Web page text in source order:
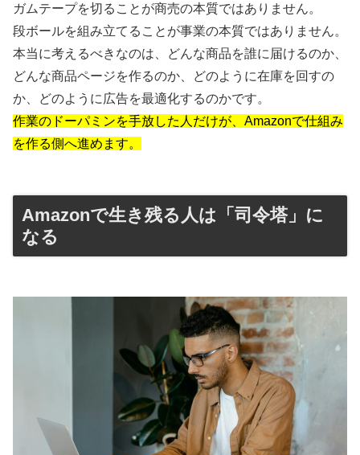
ガムテープを切ることが商売の本質ではありません。
段ボールを組み立てることが事業の本質ではありません。
本当に考えるべきなのは、どんな商品を誰に届けるのか、
どんな商品ページを作るのか、どのように在庫を回すの
か、どのように広告を最適化するのかです。
作業のドーパミンを手放した人だけが、Amazonで仕組み
を作る側へ進めます。
Amazonで生き残る人は「司令塔」に
なる